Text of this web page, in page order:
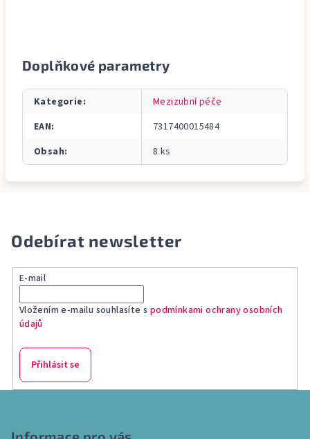
Doplňkové parametry
Kategorie:
Mezizubní péče
EAN:
7317400015484
Obsah: 8 ks
Odebírat newsletter
E-mail
Vložením e-mailu souhlasíte s podmínkami ochrany osobních
údajů
Přihlásit se